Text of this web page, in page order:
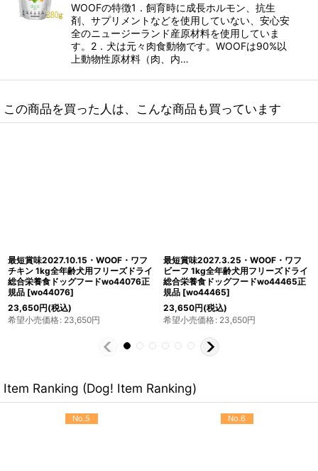
WOOFの特徴1．飼育時に成長ホルモン、抗生
剤、サプリメントなどを使用していない、安心安
全のニュージーランド産原材料を使用していま
す。2．犬は元々肉食動物です。WOOFは90%以
上動物性原材料（肉、内…
この商品を買った人は、こんな商品も買っています
最短賞味2027.10.16・WOOF・ワフ
ラム 280g全年齢犬用フリーズドライ
総合栄養食ドッグフードwo44151正
規品 [wo44151]
7,260円(税込)
希望小売価格: 7,260円
最短賞味2027.10.15・WOOF・ワフ
ダック 1kg全年齢犬用フリーズドライ
総合栄養食ドッグフードwo44090正
規品 [wo44090]
23,650円(税込)
希望小売価格: 23,650円
Item Ranking (Dog! Item Ranking)
No.5 No.6